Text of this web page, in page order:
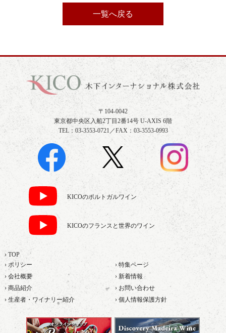
一覧へ戻る
〒104-0042
東京都中央区入船2丁目2番14号 U-AXIS 6階
TEL：03-3553-0721／FAX：03-3553-0993
KICOのポルトガルワイン
KICOのフランスと世界のワイン
› TOP
› ポリシー
› 特集ページ
› 会社概要
› 新着情報
› 商品紹介
› お問い合わせ
› 生産者・ワイナリー紹介
› 個人情報保護方針